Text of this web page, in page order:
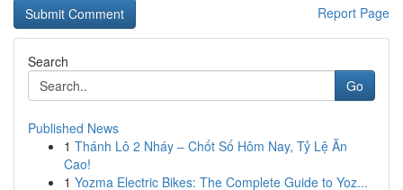
Report Page
Search
Go
Published News
1 Thánh Lô 2 Nháy – Chốt Số Hôm Nay, Tỷ Lệ Ăn
Cao!
1 Yozma Electric Bikes: The Complete Guide to Yoz...